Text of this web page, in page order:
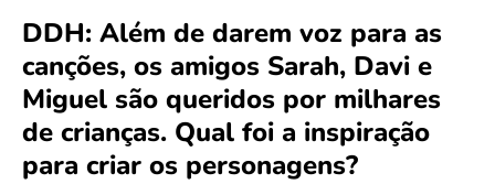
DDH: Além de darem voz para as
canções, os amigos Sarah, Davi e
Miguel são queridos por milhares
de crianças. Qual foi a inspiração
para criar os personagens?